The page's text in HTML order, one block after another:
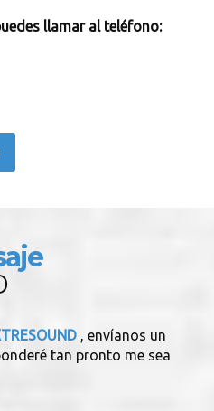
llamar al teléfono:
, envíanos un
tan pronto me sea